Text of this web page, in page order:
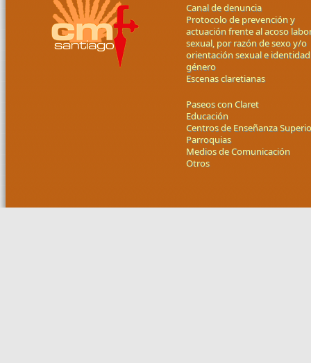
Canal de denuncia
Protocolo de prevención y
actuación frente al acoso
sexual, por razón de sexo y/o
orientación sexual e
género
Escenas claretianas
Paseos con Claret
Educación
Centros de Enseñanza
Parroquias
Medios de Comunicación
Otros